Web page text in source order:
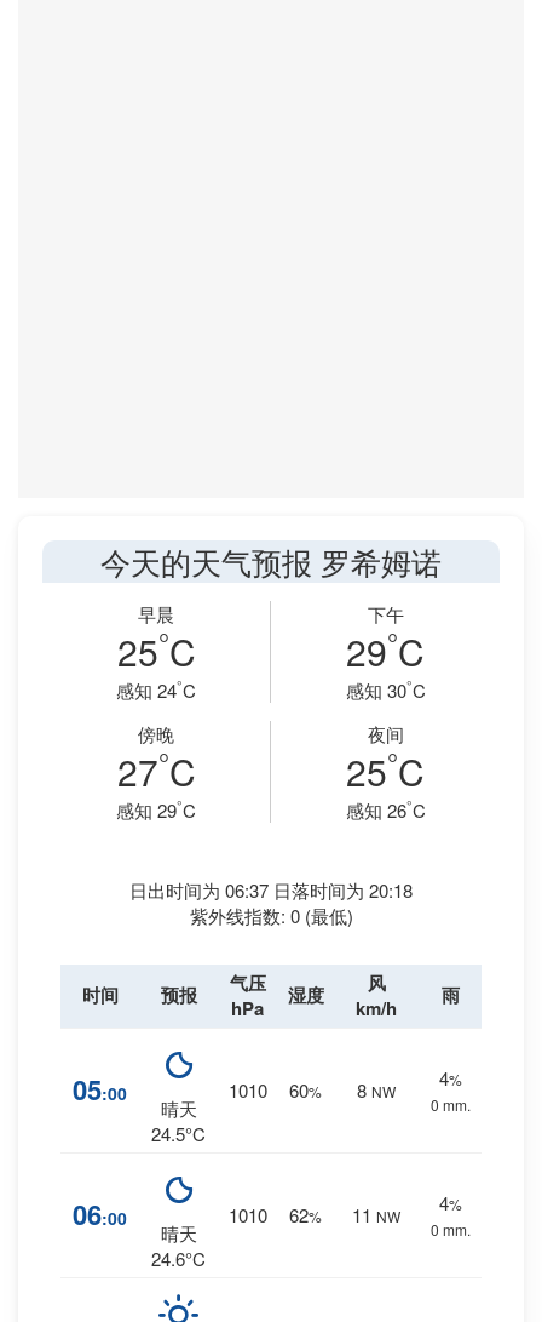
今天的天气预报 罗希姆诺
早晨
25°C
感知 24°C
下午
29°C
感知 30°C
傍晚
27°C
感知 29°C
夜间
25°C
感知 26°C
日出时间为 06:37 日落时间为 20:18
紫外线指数: 0 (最低)
时间 预报
气压
hPa
湿度
风
km/h
雨
05:00
晴天
24.5°C
1010 60% 8 NW
4%
0 mm.
06:00
晴天
24.6°C
1010 62% 11 NW
4%
0 mm.